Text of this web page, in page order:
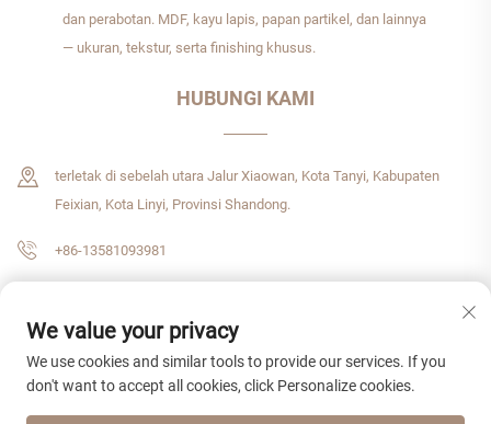
dan perabotan. MDF, kayu lapis, papan partikel, dan lainnya
— ukuran, tekstur, serta finishing khusus.
HUBUNGI KAMI
terletak di sebelah utara Jalur Xiaowan, Kota Tanyi, Kabupaten
Feixian, Kota Linyi, Provinsi Shandong.
+86-13581093981
Hak Cipta © 2026 Shandong Zhenshijie International Trade CO., LTD. Hak cipta
dilindungi undang-undang. Kebijakan Privasi
We value your privacy
We use cookies and similar tools to provide our services. If you
don't want to accept all cookies, click Personalize cookies.